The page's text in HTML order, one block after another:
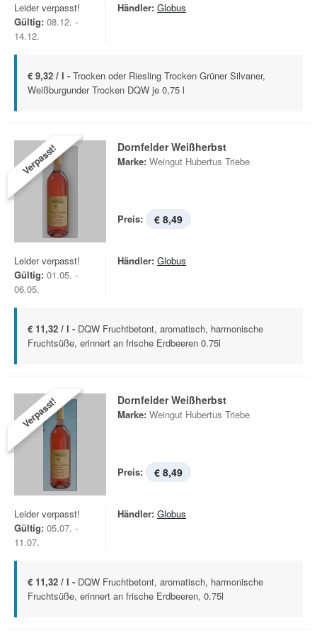
Leider verpasst!
Gültig: 08.12. -
14.12.
Händler: Globus
€ 9,32 / l - Trocken oder Riesling Trocken Grüner Silvaner,
Weißburgunder Trocken DQW je 0,75 l
Verpasst! Dornfelder Weißherbst
Marke: Weingut Hubertus Triebe
Preis: € 8,49
Leider verpasst!
Gültig: 01.05. -
06.05.
Händler: Globus
€ 11,32 / l - DQW Fruchtbetont, aromatisch, harmonische
Fruchtsüße, erinnert an frische Erdbeeren 0.75l
Verpasst! Dornfelder Weißherbst
Marke: Weingut Hubertus Triebe
Preis: € 8,49
Leider verpasst!
Gültig: 05.07. -
11.07.
Händler: Globus
€ 11,32 / l - DQW Fruchtbetont, aromatisch, harmonische
Fruchtsüße, erinnert an frische Erdbeeren, 0.75l